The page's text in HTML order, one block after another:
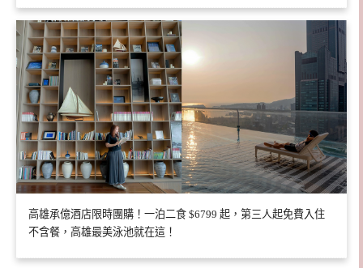
高雄承億酒店限時團購！一泊二食 $6799 起，第三人起免費入住
不含餐，高雄最美泳池就在這！